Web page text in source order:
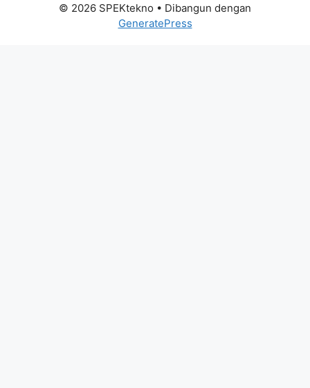
© 2026 SPEKtekno • Dibangun dengan
GeneratePress